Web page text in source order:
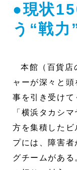
●現状
う“戦力
本館（百貨店
ャーが深々と
事を引き受けて
「横浜タカシ
方を集積したビ
プには、障害
グチームがある